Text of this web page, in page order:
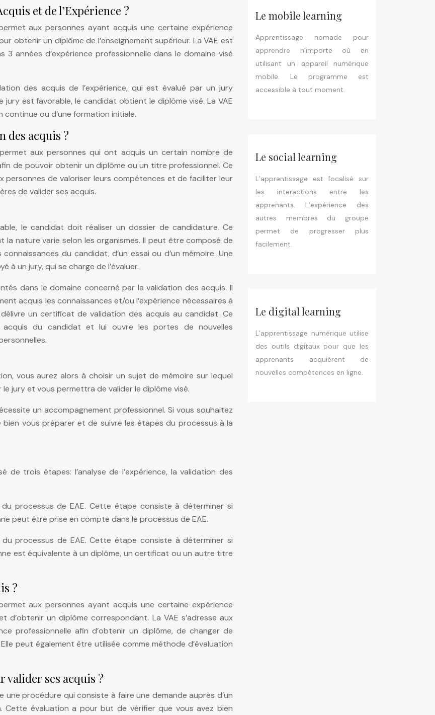
et de l’Expérience ?
aux personnes ayant acquis une certaine expérience
obtenir un diplôme de l’enseignement supérieur. La VAE est
années d’expérience professionnelle dans le domaine visé
des acquis de l’expérience, qui est évalué par un jury
jury est favorable, le candidat obtient le diplôme visé. La VAE
ou d’une formation initiale.
des acquis ?
aux personnes qui ont acquis un certain nombre de
de pouvoir obtenir un diplôme ou un titre professionnel. Ce
de valoriser leurs compétences et de faciliter leur
de valider ses acquis.
le candidat doit réaliser un dossier de candidature. Ce
nature varie selon les organismes. Il peut être composé de
du candidat, d’un essai ou d’un mémoire. Une
à un jury, qui se charge de l’évaluer.
dans le domaine concerné par la validation des acquis. Il
acquis les connaissances et/ou l’expérience nécessaires à
un certificat de validation des acquis au candidat. Ce
du candidat et lui ouvre les portes de nouvelles
vous aurez alors à choisir un sujet de mémoire sur lequel
jury et vous permettra de valider le diplôme visé.
un accompagnement professionnel. Si vous souhaitez
vous préparer et de suivre les étapes du processus à la
de trois étapes: l’analyse de l’expérience, la validation des
du processus de EAE. Cette étape consiste à déterminer si
peut être prise en compte dans le processus de EAE.
processus de EAE. Cette étape consiste à déterminer si
est équivalente à un diplôme, un certificat ou un autre titre
?
aux personnes ayant acquis une certaine expérience
un diplôme correspondant. La VAE s’adresse aux
professionnelle afin d’obtenir un diplôme, de changer de
peut également être utilisée comme méthode d’évaluation
ses acquis ?
une procédure qui consiste à faire une demande auprès d’un
Cette évaluation a pour but de vérifier que vous avez bien
Le mobile learning
Apprentissage nomade pour
apprendre n’importe où en
utilisant un appareil numérique
mobile. Le programme est
accessible à tout moment.
Le social learning
L’apprentissage est focalisé sur
les interactions entre les
apprenants. L’expérience des
autres membres du groupe
permet de progresser plus
facilement.
Le digital learning
L’apprentissage numérique utilise
des outils digitaux pour que les
apprenants acquièrent de
nouvelles compétences en ligne.